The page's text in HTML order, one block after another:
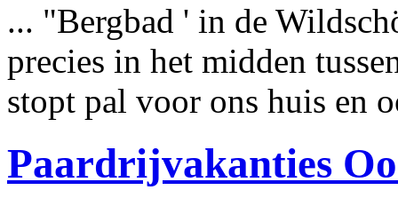
... "Bergbad ' in de
precies in het midden
stopt pal voor ons huis en
Paardrijvakanties